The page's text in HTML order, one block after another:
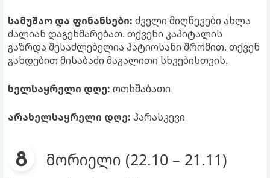
სამუშაო და ფინანსები: ძველი მიღწევები ახლა
ძალიან დაგეხმარებათ. თქვენი კაპიტალის
გაზრდა შესაძლებელია პატიოსანი შრომით. თქვენ
გახდებით მისაბაძი მაგალითი სხვებისთვის.
ხელსაყრელი დღე: ოთხშაბათი
არახელსაყრელი დღე: პარასკევი
მორიელი (22.10 – 21.11)